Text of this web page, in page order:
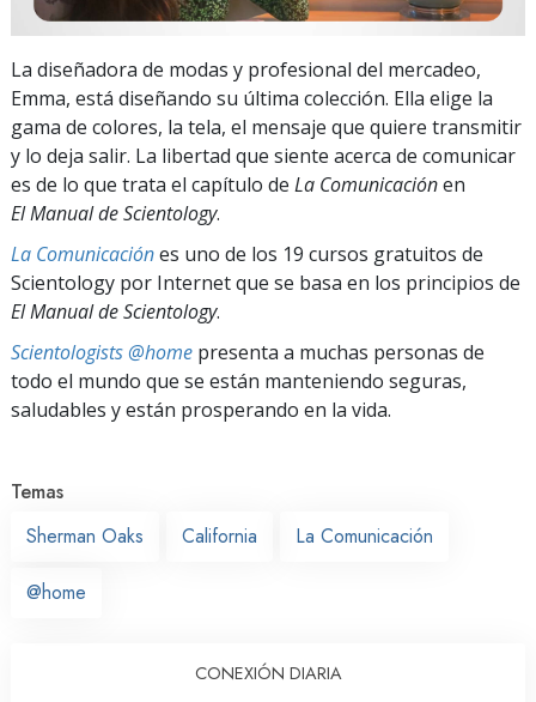
La diseñadora de modas y profesional del mercadeo,
Emma, está diseñando su última colección. Ella elige la
gama de colores, la tela, el mensaje que quiere transmitir
y lo deja salir. La libertad que siente acerca de comunicar
es de lo que trata el capítulo de La Comunicaciónen
El Manual de Scientology.
La Comunicaciónes uno de los 19 cursos gratuitos de
Scientology por Internet que se basa en los principios de
El Manual de Scientology.
Scientologists @home presenta a muchas personas de
todo el mundo que se están manteniendo seguras,
saludables y están prosperando en la vida.
Temas
Sherman Oaks
California La Comunicación
@home
CONEXIÓN DIARIA